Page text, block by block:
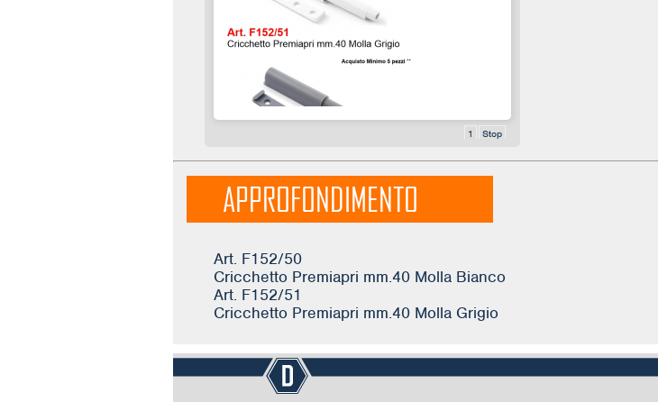
1 Stop
APPROFONDIMENTO
Art. F152/50
Cricchetto Premiapri mm.40 Molla Bianco
Art. F152/51
Cricchetto Premiapri mm.40 Molla Grigio